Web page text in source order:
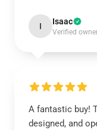
I Isaac
Verified
A fantastic buy!
designed, and